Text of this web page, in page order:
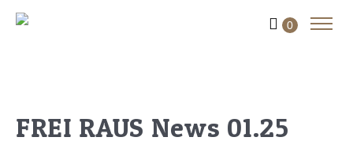
0
FREI RAUS News 01.25